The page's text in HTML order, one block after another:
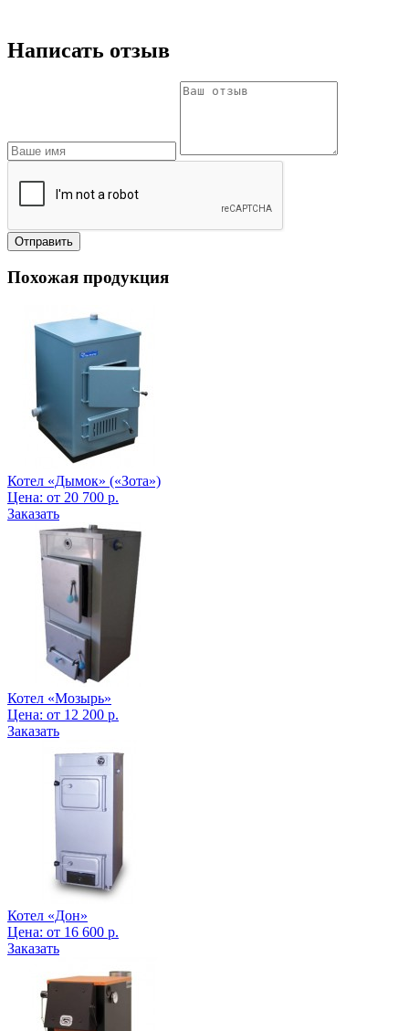
Написать отзыв
Отправить
Похожая продукция
Котел «Дымок» («Зота»)
Цена: от 20 700 р.
Заказать
Котел «Мозырь»
Цена: от 12 200 р.
Заказать
Котел «Дон»
Цена: от 16 600 р.
Заказать